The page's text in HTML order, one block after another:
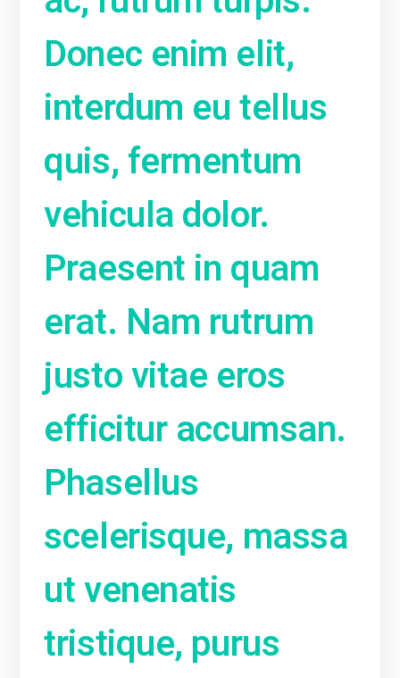
Donec enim elit,
interdum eu tellus
quis, fermentum
vehicula dolor.
Praesent in quam
erat. Nam rutrum
justo vitae eros
efficitur accumsan.
Phasellus
scelerisque, massa
ut venenatis
tristique, purus